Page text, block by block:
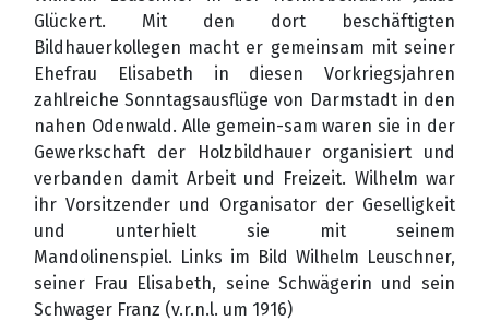
Glückert. Mit den dort beschäftigten
Bildhauerkollegen macht er gemeinsam mit seiner
Ehefrau Elisabeth in diesen Vorkriegsjahren
zahlreiche Sonntagsausflüge von Darmstadt in den
nahen Odenwald. Alle gemein-sam waren sie in der
Gewerkschaft der Holzbildhauer organisiert und
verbanden damit Arbeit und Freizeit. Wilhelm war
ihr Vorsitzender und Organisator der Geselligkeit
und unterhielt sie mit seinem
Mandolinenspiel. Links im Bild Wilhelm Leuschner,
seiner Frau Elisabeth, seine Schwägerin und sein
Schwager Franz (v.r.n.l. um 1916)